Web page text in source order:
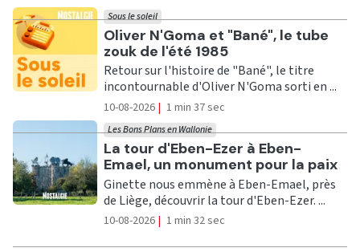
Ecouter
Oliver N'Goma et "Bané", le tube
zouk de l'été 1985
Sous le soleil
Retour sur l'histoire de "Bané", le titre
incontournable d'Oliver N'Goma sorti en ...
10-08-2026 | 1 min 37 sec
Ecouter
La tour d'Eben-Ezer à Eben-
Emael, un monument pour la paix
Les Bons Plans en Wallonie
Ginette nous emmène à Eben-Emael, près
de Liège, découvrir la tour d'Eben-Ezer. ...
10-08-2026 | 1 min 32 sec